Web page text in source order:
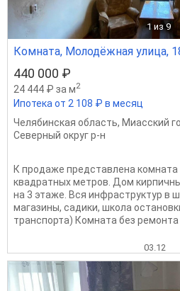
1 из 9
Комната, Молодёжная улица,
440 000 ₽
24 444 ₽ за м2
Ипотека от 2 108 ₽ в месяц
Челябинская область, Миасский
Северный округ р-н
К продаже представлена
квадратных метров. Дом
на 3 этаже. Вся инфраструктур в
магазины, садики, школа
транспорта) Комната без ремонта
03.12